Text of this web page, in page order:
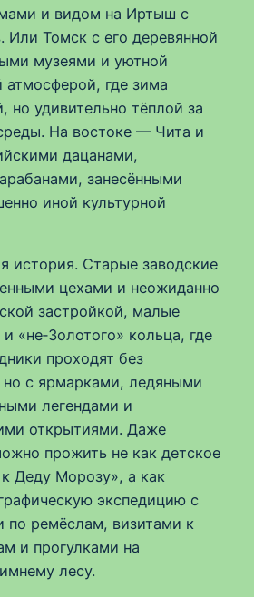
и видом на Иртыш с
Или Томск с его деревянной
музеями и уютной
атмосферой, где зима
но удивительно тёплой за
На востоке — Чита и
дацанами,
занесёнными
иной культурной
история. Старые заводские
цехами и неожиданно
застройкой, малые
«не‑Золотого» кольца, где
проходят без
но с ярмарками, ледяными
легендами и
открытиями. Даже
прожить не как детское
Деду Морозу», а как
экспедицию с
по ремёслам, визитами к
и прогулками на
лесу.